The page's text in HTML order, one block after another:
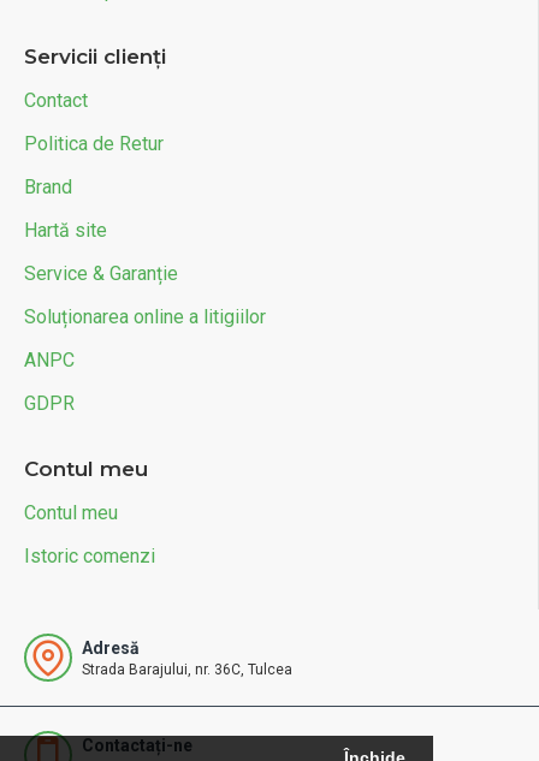
Servicii clienți
Contact
Politica de Retur
Brand
Hartă site
Service & Garanție
Soluționarea online a litigiilor
ANPC
GDPR
Contul meu
Contul meu
Istoric comenzi
Adresă
Strada Barajului, nr. 36C, Tulcea
Contactați-ne